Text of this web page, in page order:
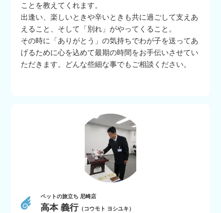
ことを教えてくれます。
出逢い、楽しいときや辛いときも共に過ごして支えあ
えること、そして「別れ」がやってくること。
その時に「ありがとう」の気持ちでわが子を送ってあ
げるために心を込めて最期の時間をお手伝いさせてい
ただきます。どんな些細な事でもご相談ください。
ペットの旅立ち 尼崎店
高本 義行（コウモト ヨシユキ）